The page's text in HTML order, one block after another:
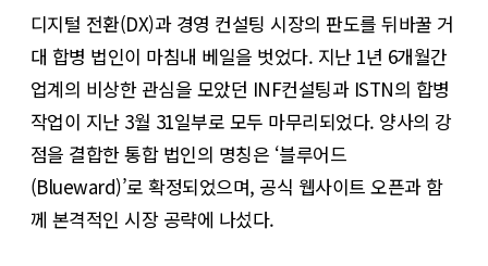
디지털 전환(DX)과 경영 컨설팅 시장의 판도를 뒤바꿀 거
대 합병 법인이 마침내 베일을 벗었다. 지난 1년 6개월간
업계의 비상한 관심을 모았던 INF컨설팅과 ISTN의 합병
작업이 지난 3월 31일부로 모두 마무리되었다. 양사의 강
점을 결합한 통합 법인의 명칭은 ‘블루어드
(Blueward)’로 확정되었으며, 공식 웹사이트 오픈과 함
께 본격적인 시장 공략에 나섰다.